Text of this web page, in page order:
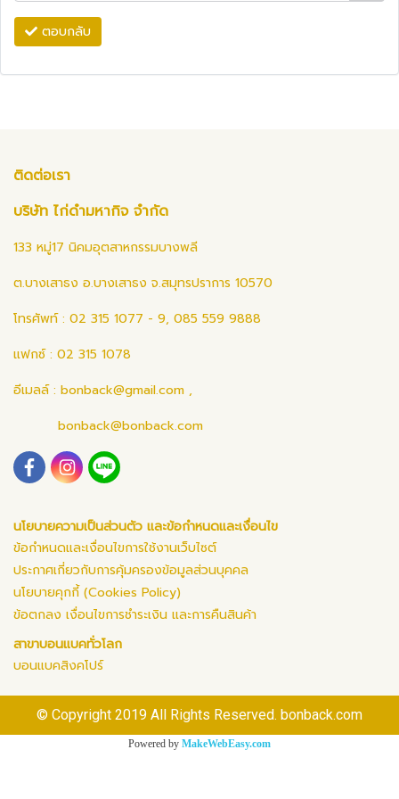
ตอบกลับ
ติดต่อเรา
บริษัท ไก่ดำมหากิจ จำกัด
133 หมู่17 นิคมอุตสาหกรรมบางพลี
ต.บางเสาธง อ.บางเสาธง จ.สมุทรปราการ 10570
โทรศัพท์ : 02 315 1077 - 9, 085 559 9888
แฟกซ์ : 02 315 1078
อีเมลล์ : bonback@gmail.com ,
bonback@bonback.com
นโยบายความเป็นส่วนตัว และข้อกำหนดและเงื่อนไข
ข้อกำหนดและเงื่อนไขการใช้งานเว็บไซต์
ประกาศเกี่ยวกับการคุ้มครองข้อมูลส่วนบุคคล
นโยบายคุกกี้ (Cookies Policy)
ข้อตกลง เงื่อนไขการชำระเงิน และการคืนสินค้า
สาขาบอนแบคทั่วโลก
บอนแบคสิงคโปร์
© Copyright 2019 All Rights Reserved. bonback.com
Powered by MakeWebEasy.com